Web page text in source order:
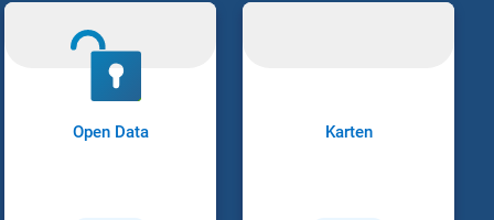
Open Data Karten